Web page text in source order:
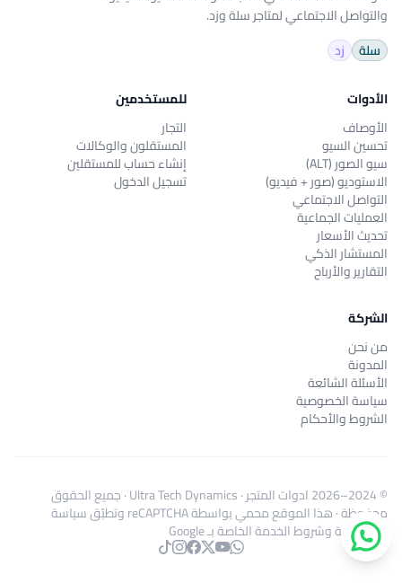
والتواصل الاجتماعي لمتاجر سلة وزد.
سلة
زد
الأدوات
الأوصاف
تحسين السيو
سيو الصور (ALT)
الاستوديو (صور + فيديو)
التواصل الاجتماعي
العمليات الجماعية
تحديث الأسعار
المستشار الذكي
التقارير والأرباح
للمستخدمين
التجار
المستقلون والوكالات
إنشاء حساب للمستقلين
تسجيل الدخول
الشركة
من نحن
المدونة
الأسئلة الشائعة
سياسة الخصوصية
الشروط والأحكام
© 2024–2026 ادوات المتجر·
Ultra Tech Dynamics· جميع الحقوق
محفوظة · هذا الموقع محمي بواسطة reCAPTCHA وتطبّق سياسة
الخصوصيةوشروط الخدمةالخاصة بـ Google